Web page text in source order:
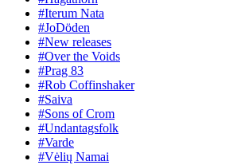
#Iterum Nata
#JoDöden
#New releases
#Over the Voids
#Prag 83
#Rob Coffinshaker
#Saiva
#Sons of Crom
#Undantagsfolk
#Varde
#Vėlių Namai